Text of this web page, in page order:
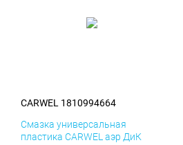
CARWEL 1810994664
Смазка универсальная
пластика CARWEL аэр ДиК